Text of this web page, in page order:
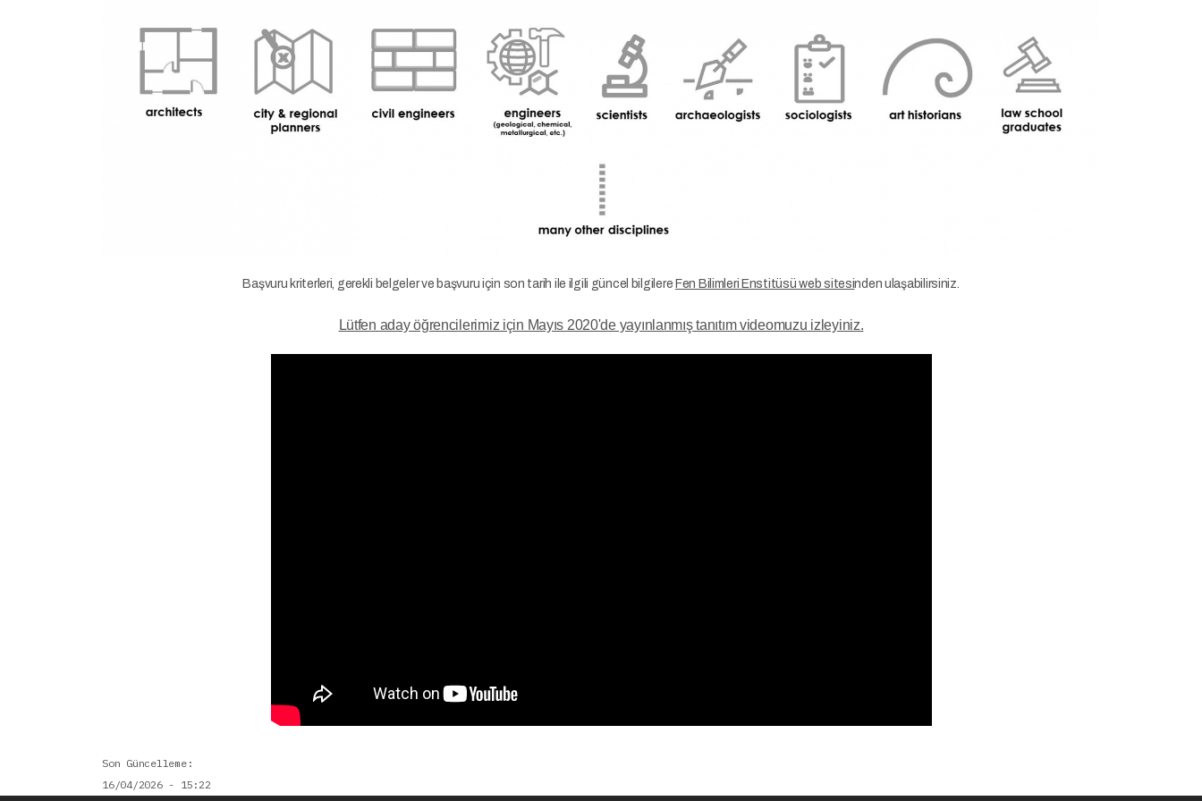
Başvuru kriterleri, gerekli belgeler ve başvuru için son tarih ile ilgili güncel bilgilere Fen Bilimleri Enstitüsü web sitesinden ulaşabilirsiniz.
Lütfen aday öğrencilerimiz için Mayıs 2020'de yayınlanmış tanıtım videomuzu izleyiniz.
Son Güncelleme
16/04/2026 - 15:22